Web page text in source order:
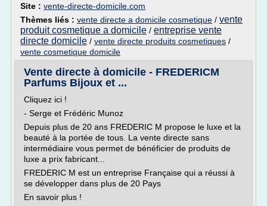
Site : vente-directe-domicile.com
Thèmes liés : vente directe a domicile cosmetique / vente
produit cosmetique a domicile / entreprise vente
directe domicile / vente directe produits cosmetiques /
vente cosmetique domicile
Vente directe à domicile - FREDERICM
Parfums Bijoux et ...
Cliquez ici !
- Serge et Frédéric Munoz
Depuis plus de 20 ans FREDERIC M propose le luxe et la
beauté à la portée de tous. La vente directe sans
intermédiaire vous permet de bénéficier de produits de
luxe a prix fabricant...
FREDERIC M est un entreprise Française qui a réussi à
se développer dans plus de 20 Pays
En savoir plus !